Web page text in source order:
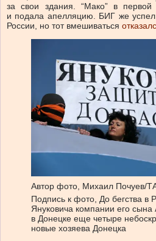
за свои здания. “Мако” в первой
и подала апелляцию. БИГ же успел
России, но тот вмешиваться
Автор фото, Михаил Почуев/
Подпись к фото, До бегства в
Януковича компании его сына
в Донецке еще четыре
новые хозяева Донецка